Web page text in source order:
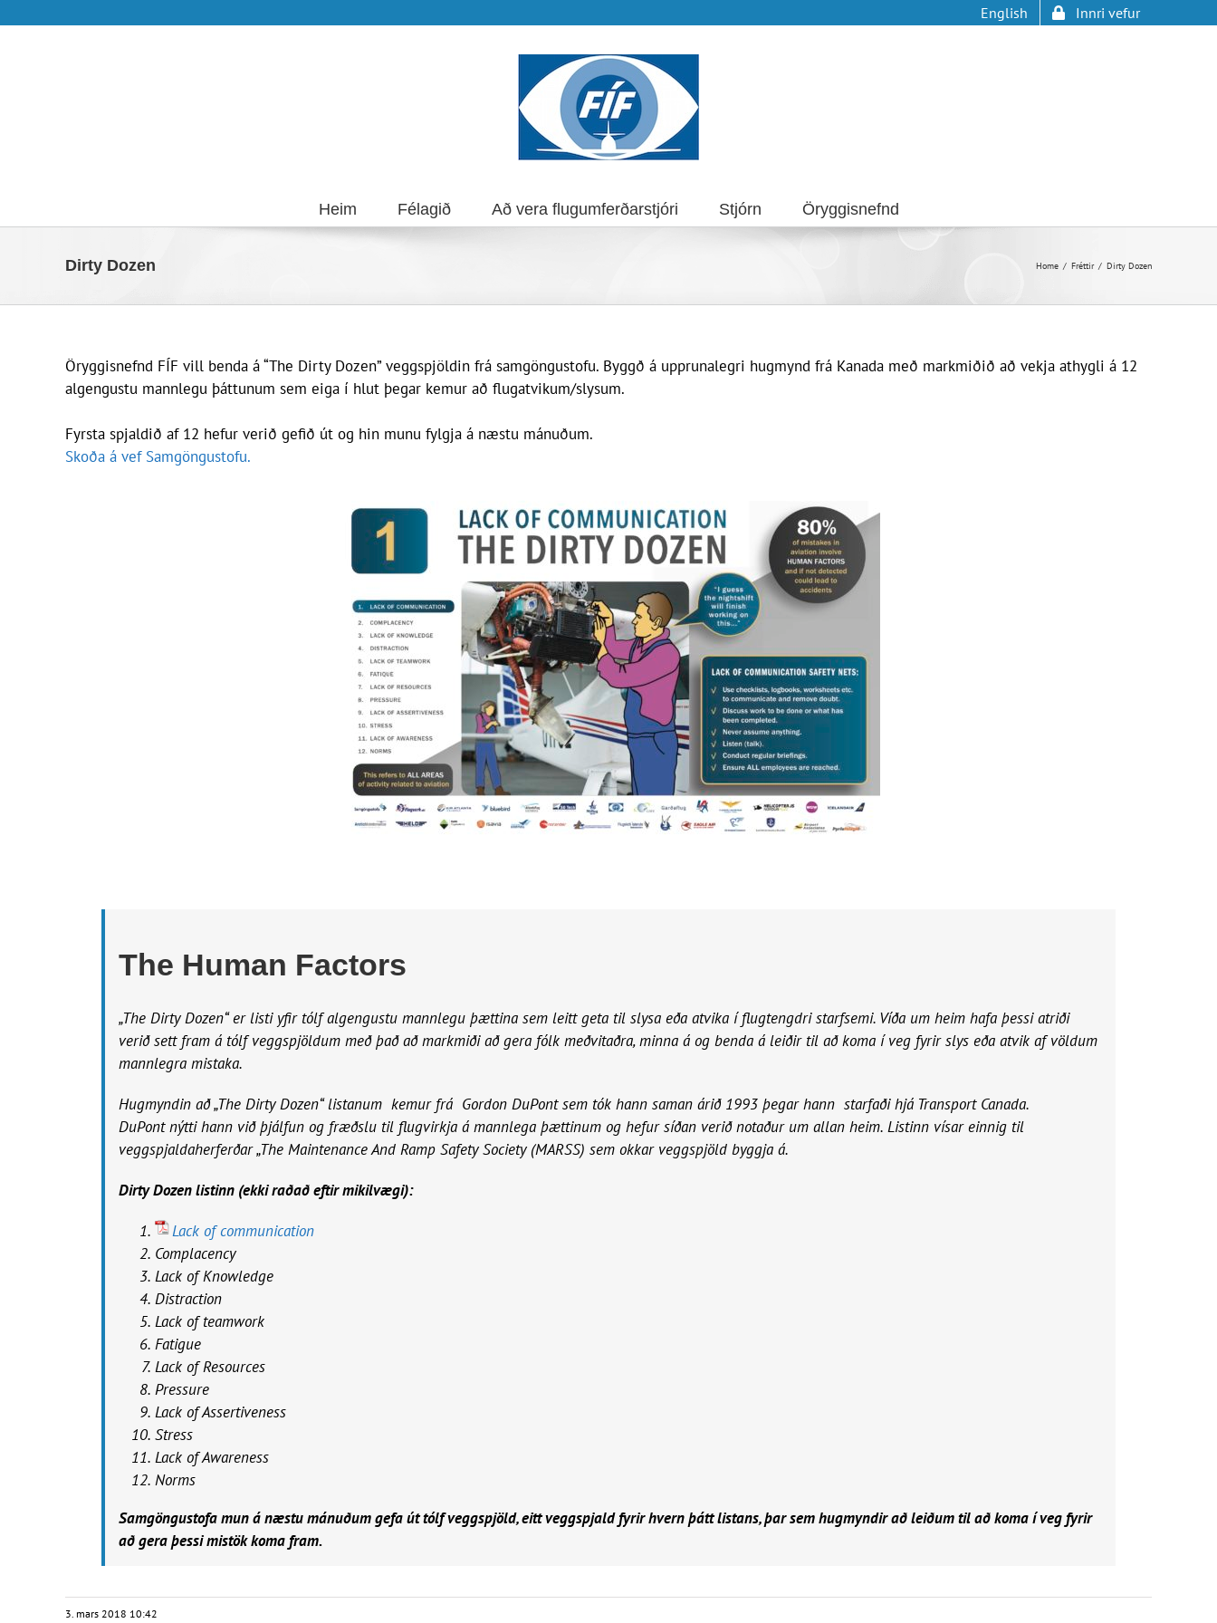
English Innri vefur
Heim Félagið Að vera flugumferðarstjóri Stjórn Öryggisnefnd
Dirty Dozen Home Fréttir Dirty Dozen
Öryggisnefnd FÍF vill benda á “The Dirty Dozen” veggspjöldin frá samgöngustofu. Byggð á upprunalegri hugmynd frá Kanada með markmiðið að vekja athygli á 12
algengustu mannlegu þáttunum sem eiga í hlut þegar kemur að flugatvikum/slysum.
Fyrsta spjaldið af 12 hefur verið gefið út og hin munu fylgja á næstu mánuðum.
Skoða á vef Samgöngustofu.
The Human Factors
„The Dirty Dozen“ er listi yfir tólf algengustu mannlegu þættina sem leitt geta til slysa eða atvika í flugtengdri starfsemi. Víða um heim hafa þessi atriði
verið sett fram á tólf veggspjöldum með það að markmiði að gera fólk meðvitaðra, minna á og benda á leiðir til að koma í veg fyrir slys eða atvik af völdum
mannlegra mistaka.
Hugmyndin að „The Dirty Dozen“ listanum kemur frá Gordon DuPont sem tók hann saman árið 1993 þegar hann starfaði hjá Transport Canada.
DuPont nýtti hann við þjálfun og fræðslu til flugvirkja á mannlega þættinum og hefur síðan verið notaður um allan heim. Listinn vísar einnig til
veggspjaldaherferðar „The Maintenance And Ramp Safety Society (MARSS) sem okkar veggspjöld byggja á.
Dirty Dozen listinn (ekki raðað eftir mikilvægi):
Lack of communication
Complacency
Lack of Knowledge
Distraction
Lack of teamwork
Fatigue
Lack of Resources
Pressure
Lack of Assertiveness
Stress
Lack of Awareness
Norms
Samgöngustofa mun á næstu mánuðum gefa út tólf veggspjöld, eitt veggspjald fyrir hvern þátt listans, þar sem hugmyndir að leiðum til að koma í veg fyrir
að gera þessi mistök koma fram.
3. mars 2018 10:42